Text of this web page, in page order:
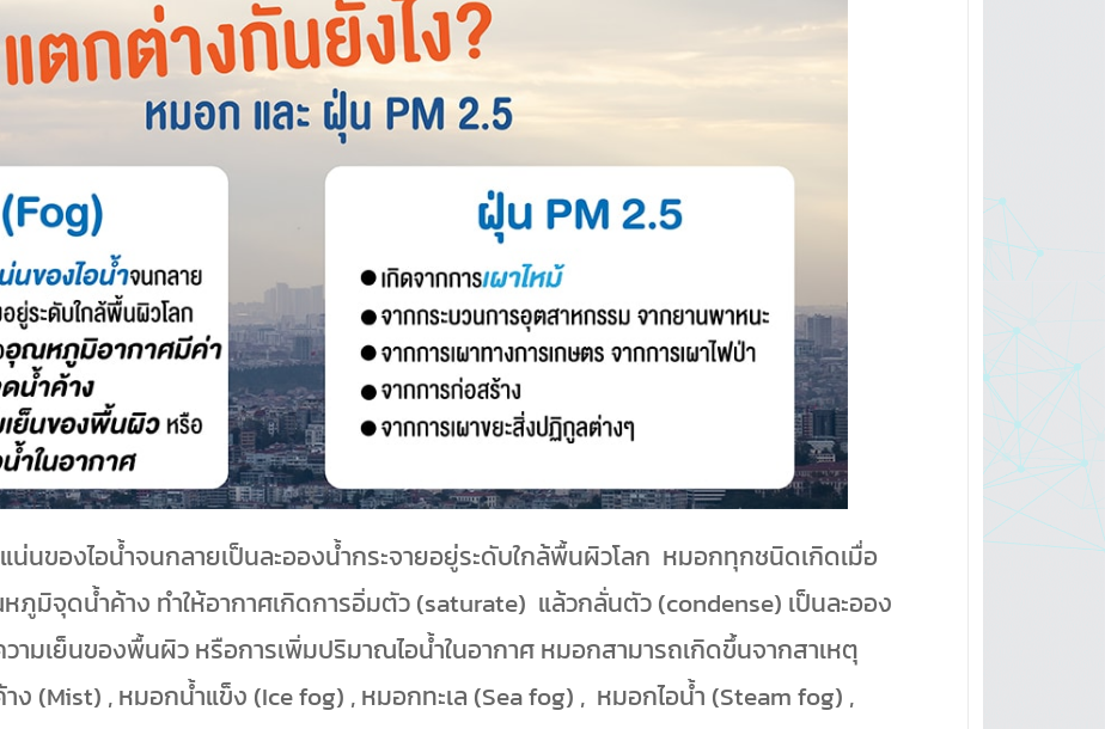
น่นของไอน้ำจนกลายเป็นละอองน้ำกระจายอยู่ระดับใกล้พื้นผิวโลก หมอกทุกชนิดเกิดเมื่อ
มิจุดน้ำค้าง ทำให้อากาศเกิดการอิ่มตัว (saturate) แล้วกลั่นตัว (condense) เป็นละออง
ามเย็นของพื้นผิว หรือการเพิ่มปริมาณไอน้ำในอากาศ หมอกสามารถเกิดขึ้นจากสาเหตุ
ง (Mist) , หมอกน้ำแข็ง (Ice fog) , หมอกทะเล (Sea fog) , หมอกไอน้ำ (Steam fog) ,